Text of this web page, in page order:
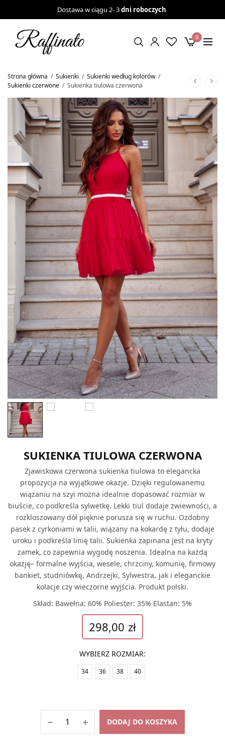
Dostawa w ciągu 2- 3dni roboczych
0
Strona główna / Sukienki / Sukienki według kolorów /
Sukienki czerwone / Sukienka tiulowa czerwona
SUKIENKA TIULOWA CZERWONA
Zjawiskowa czerwona sukienka tiulowa to elegancka
propozycja na wyjątkowe okazje. Dzięki regulowanemu
wiązaniu na szyi można idealnie dopasować rozmiar w
biuście, co podkreśla sylwetkę. Lekki tiul dodaje zwiewności, a
rozkloszowany dół pięknie porusza się w ruchu. Ozdobny
pasek z cyrkoniami w talii, wiązany na kokardę z tyłu, dodaje
uroku i podkreśla linię talii. Sukienka zapinana jest na kryty
zamek, co zapewnia wygodę noszenia. Idealna na każdą
okazję– formalne wyjścia, wesele, chrzciny, komunię, firmowy
bankiet, studniówkę, Andrzejki, Sylwestra, jak i eleganckie
kolacje czy wieczorne wyjścia. Produkt polski.
Skład: Bawełna: 60% Poliester: 35% Elastan: 5%
298,00 zł
WYBIERZ ROZMIAR:
34 36 38 40
DODAJ DO KOSZYKA